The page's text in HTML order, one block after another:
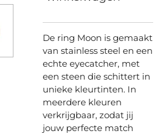
De ring Moon is gemaakt
van stainless steel en een
echte eyecatcher, met
een steen die schittert in
unieke kleurtinten. In
meerdere kleuren
verkrijgbaar, zodat jij
jouw perfecte match